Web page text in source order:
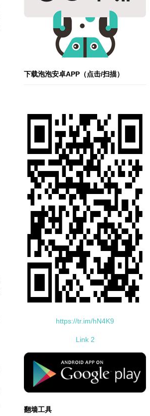
下载泡泡安卓APP（点击/扫描）
https://tr.im/hN4K9
Link 2
standard-icon-googleplay-app-
翻墙工具